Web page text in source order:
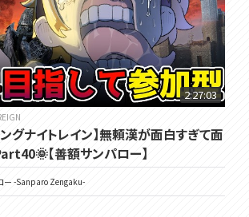
2:27:03
グナイトレイン】無頼漢が面白すぎて面
【善額サンパロー】
ー -Sanparo Zengaku-